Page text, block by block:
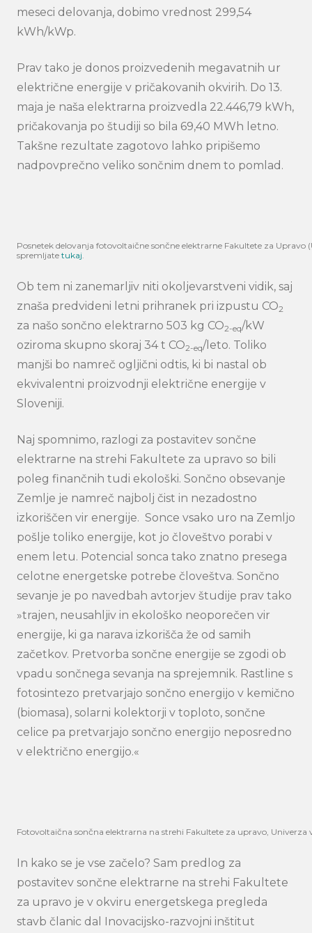
meseci delovanja, dobimo vrednost 299,54
kWh/kWp.
Prav tako je donos proizvedenih megavatnih ur
električne energije v pričakovanih okvirih. Do 13.
maja je naša elektrarna proizvedla 22.446,79 kWh,
pričakovanja po študiji so bila 69,40 MWh letno.
Takšne rezultate zagotovo lahko pripišemo
nadpovprečno veliko sončnim dnem to pomlad.
Posnetek delovanja fotovoltaične sončne elektrarne Fakultete za Upravo
spremljate tukaj
Ob tem ni zanemarljiv niti okoljevarstveni vidik, saj
znaša predvideni letni prihranek pri izpustu CO2
za našo sončno elektrarno 503 kg CO2-eq/kW
oziroma skupno skoraj 34 t CO2-eq/leto. Toliko
manjši bo namreč ogljični odtis, ki bi nastal ob
ekvivalentni proizvodnji električne energije v
Sloveniji.
Naj spomnimo, razlogi za postavitev sončne
elektrarne na strehi Fakultete za upravo so bili
poleg finančnih tudi ekološki. Sončno obsevanje
Zemlje je namreč najbolj čist in nezadostno
izkoriščen vir energije. Sonce vsako uro na Zemljo
pošlje toliko energije, kot jo človeštvo porabi v
enem letu. Potencial sonca tako znatno presega
celotne energetske potrebe človeštva. Sončno
sevanje je po navedbah avtorjev študije prav tako
»trajen, neusahljiv in ekološko neoporečen vir
energije, ki ga narava izkorišča že od samih
začetkov. Pretvorba sončne energije se zgodi ob
vpadu sončnega sevanja na sprejemnik. Rastline s
fotosintezo pretvarjajo sončno energijo v kemično
(biomasa), solarni kolektorji v toploto, sončne
celice pa pretvarjajo sončno energijo neposredno
v električno energijo.«
Fotovoltaična sončna elektrarna na strehi Fakultete za upravo, Univerza
In kako se je vse začelo? Sam predlog za
postavitev sončne elektrarne na strehi Fakultete
za upravo je v okviru energetskega pregleda
stavb članic dal Inovacijsko-razvojni inštitut